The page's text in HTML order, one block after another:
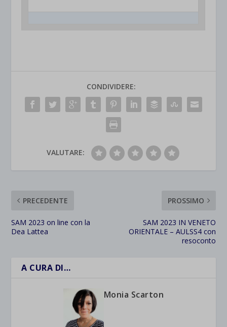
CONDIVIDERE:
VALUTARE:
PRECEDENTE
SAM 2023 on line con la
Dea Lattea
PROSSIMO
SAM 2023 IN VENETO
ORIENTALE – AULSS4 con
resoconto
A CURA DI…
Monia Scarton